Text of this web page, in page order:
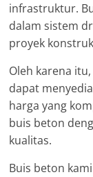
infrastruktur.
dalam sistem
proyek
Oleh karena
dapat
harga yang
buis beton
kualitas.
Buis beton